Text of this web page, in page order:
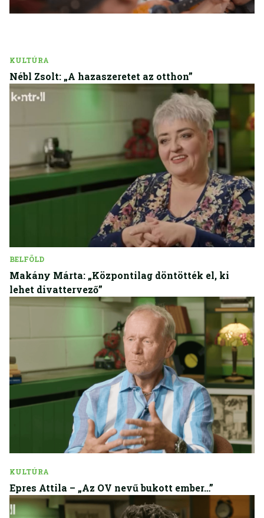
KULTÚRA
Nébl Zsolt: „A hazaszeretet az otthon”
BELFÖLD
Makány Márta: „Központilag döntötték el, ki
lehet divattervező”
KULTÚRA
Epres Attila – „Az OV nevű bukott ember…”